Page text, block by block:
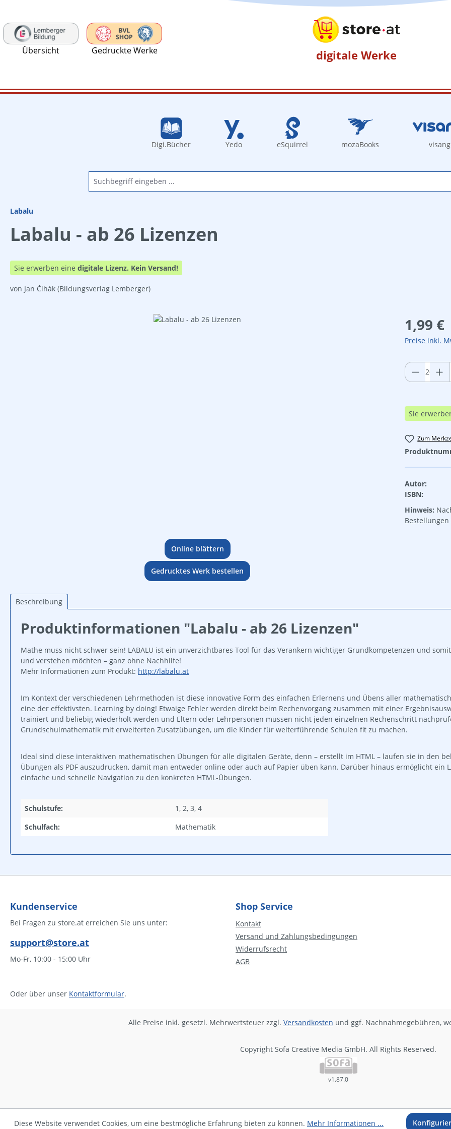
Übersicht Gedruckte Werke digitale Werke
Digi.Bücher Yedo eSquirrel mozaBooks visang
Labalu
Labalu - ab 26 Lizenzen
Sie erwerben eine digitale Lizenz. Kein Versand!
von Jan Čihák (Bildungsverlag Lemberger)
Online blättern
Gedrucktes Werk bestellen
Regulärer
1,99 €
Preise inkl.
Sie
Zum
Autor:
ISBN:
Hinweis:
Beschreibung
Produktinformationen "Labalu - ab 26 Lizenzen"
Mathe muss nicht schwer sein! LABALU ist ein unverzichtbares Tool für das Verankern wichtiger Grundkompetenzen und
und verstehen möchten – ganz ohne Nachhilfe!
Mehr Informationen zum Produkt: http://labalu.at
Im Kontext der verschiedenen Lehrmethoden ist diese innovative Form des einfachen Erlernens und Übens aller
eine der effektivsten. Learning by doing! Etwaige Fehler werden direkt beim Rechenvorgang zusammen mit einer
trainiert und beliebig wiederholt werden und Eltern oder Lehrpersonen müssen nicht jeden einzelnen Rechenschritt
Grundschulmathematik mit erweiterten Zusatzübungen, um die Kinder für weiterführende Schulen fit zu machen.
Ideal sind diese interaktiven mathematischen Übungen für alle digitalen Geräte, denn – erstellt im HTML – laufen sie in den
Übungen als PDF auszudrucken, damit man entweder online oder auch auf Papier üben kann. Darüber hinaus ermöglicht ein
einfache und schnelle Navigation zu den konkreten HTML-Übungen.
Schulstufe:
1, 2, 3, 4
Schulfach:
Mathematik
Kundenservice
Bei Fragen zu store.at erreichen Sie uns unter:
support@store.at
Mo-Fr, 10:00 - 15:00 Uhr
Oder über unser Kontaktformular.
Shop Service
Kontakt
Versand und Zahlungsbedingungen
Widerrufsrecht
AGB
Alle Preise inkl. gesetzl. Mehrwertsteuer zzgl. Versandkosten und ggf. Nachnahmegebühren,
Copyright Sofa Creative Media GmbH. All Rights Reserved.
v1.87.0
Diese Website verwendet Cookies, um eine bestmögliche Erfahrung bieten zu können. Mehr Informationen ...